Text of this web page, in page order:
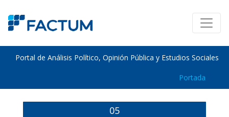
Portal de Análisis Político, Opinión Pública y Estudios Sociales
Portada
05